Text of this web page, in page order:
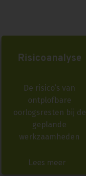
Risicoanalyse
De risico’s van
ontplofbare
oorlogsresten bij de
geplande
werkzaamheden
Lees meer